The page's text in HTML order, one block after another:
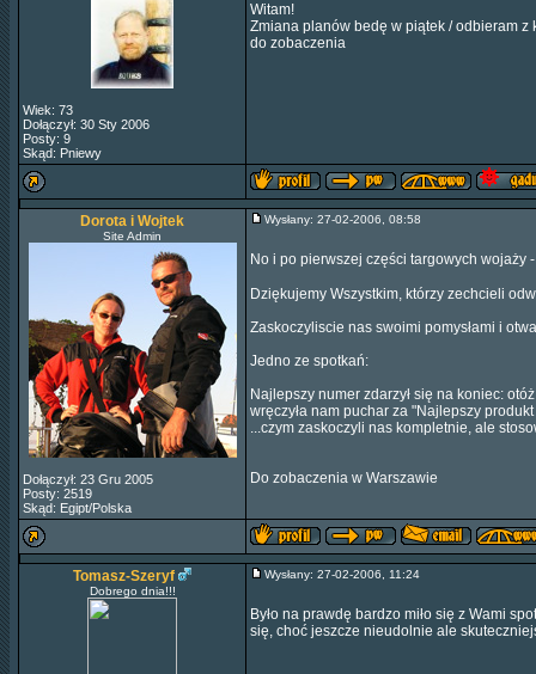
Wiek: 73
Dołączył: 30 Sty 2006
Posty: 9
Skąd: Pniewy
Witam!
Zmiana planów bedę w piątek / odbieram
do zobaczenia
Dorota i Wojtek
Site Admin
Dołączył: 23 Gru 2005
Posty: 2519
Skąd: Egipt/Polska
Wysłany: 27-02-2006, 08:58
No i po pierwszej części targowych wojaży
Dziękujemy Wszystkim, którzy zechcieli
Zaskoczyliscie nas swoimi pomysłami i
Jedno ze spotkań:
Najlepszy numer zdarzył się na koniec:
wręczyła nam puchar za "Najlepszy
...czym zaskoczyli nas kompletnie, ale
Do zobaczenia w Warszawie
Tomasz-Szeryf
Dobrego dnia!!!
Wysłany: 27-02-2006, 11:24
Było na prawdę bardzo miło się z Wami
się, choć jeszcze nieudolnie ale